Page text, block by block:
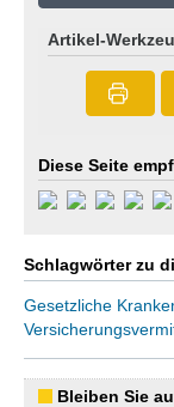
Artikel-
Diese Seite
Schlagwörter zu
Gesetzliche
Bleiben Sie